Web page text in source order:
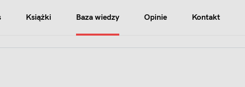
Książki Baza wiedzy Opinie Kontakt